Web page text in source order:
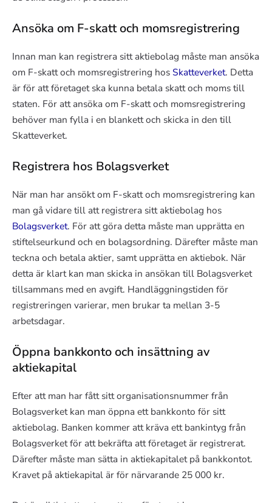
Ansöka om F-skatt och momsregistrering
Innan man kan registrera sitt aktiebolag måste man ansöka
om F-skatt och momsregistrering hos Skatteverket. Detta
är för att företaget ska kunna betala skatt och moms till
staten. För att ansöka om F-skatt och momsregistrering
behöver man fylla i en blankett och skicka in den till
Skatteverket.
Registrera hos Bolagsverket
När man har ansökt om F-skatt och momsregistrering kan
man gå vidare till att registrera sitt aktiebolag hos
Bolagsverket. För att göra detta måste man upprätta en
stiftelseurkund och en bolagsordning. Därefter måste man
teckna och betala aktier, samt upprätta en aktiebok. När
detta är klart kan man skicka in ansökan till Bolagsverket
tillsammans med en avgift. Handläggningstiden för
registreringen varierar, men brukar ta mellan 3-5
arbetsdagar.
Öppna bankkonto och insättning av
aktiekapital
Efter att man har fått sitt organisationsnummer från
Bolagsverket kan man öppna ett bankkonto för sitt
aktiebolag. Banken kommer att kräva ett bankintyg från
Bolagsverket för att bekräfta att företaget är registrerat.
Därefter måste man sätta in aktiekapitalet på bankkontot.
Kravet på aktiekapital är för närvarande 25 000 kr.